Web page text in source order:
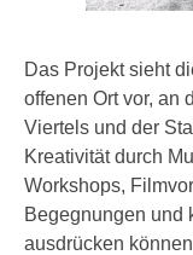
Das Projekt sieht
offenen Ort vor, an
Viertels und der
Kreativität durch
Workshops,
Begegnungen und
ausdrücken